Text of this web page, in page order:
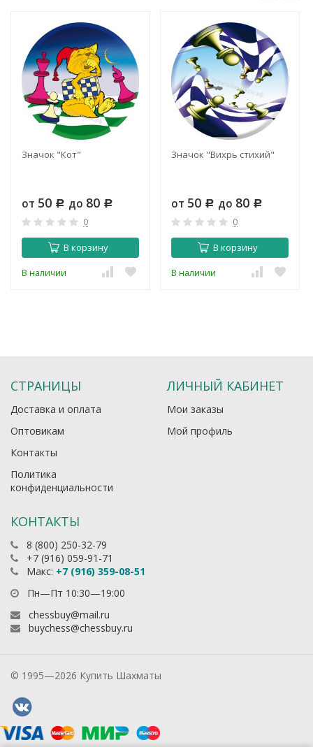
Значок "Кот"
от 50 Р до 80 Р
0
В корзину
В наличии
Значок "Вихрь стихий"
от 50 Р до 80 Р
0
В корзину
В наличии
СТРАНИЦЫ
Доставка и оплата
Оптовикам
Контакты
Политика
конфиденциальности
ЛИЧНЫЙ КАБИНЕТ
Мои заказы
Мой профиль
КОНТАКТЫ
8 (800) 250-32-79
+7 (916) 059-91-71
Макс: +7 (916) 359-08-51
Пн—Пт 10:30—19:00
chessbuy@mail.ru
buychess@chessbuy.ru
© 1995—2026 Купить Шахматы